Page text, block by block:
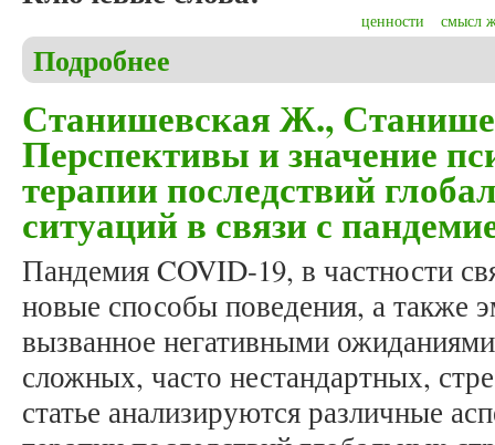
ценности смысл
Подробнее
Станишевская Ж.,
Перспективы и значение
терапии последствий
ситуаций в связи с
Пандемия COVID-19, в частности
новые способы поведения, а также
вызванное негативными
сложных, часто нестандартных,
статье анализируются различные